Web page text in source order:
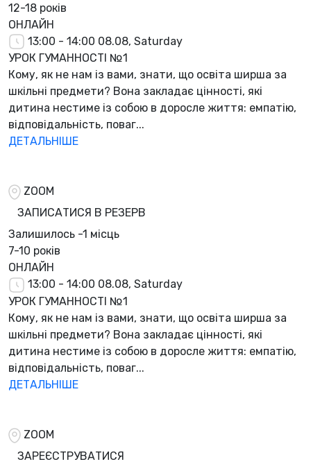
12-18 років
ОНЛАЙН
13:00 - 14:00 08.08, Saturday
УРОК ГУМАННОСТІ №1
Кому, як не нам із вами, знати, що освіта ширша за
шкільні предмети? Вона закладає цінності, які
дитина нестиме із собою в доросле життя: емпатію,
відповідальність, поваг...
ДЕТАЛЬНІШЕ
ZOOM
ЗАПИСАТИСЯ В РЕЗЕРВ
Залишилось -1 місць
7-10 років
ОНЛАЙН
13:00 - 14:00 08.08, Saturday
УРОК ГУМАННОСТІ №1
Кому, як не нам із вами, знати, що освіта ширша за
шкільні предмети? Вона закладає цінності, які
дитина нестиме із собою в доросле життя: емпатію,
відповідальність, поваг...
ДЕТАЛЬНІШЕ
ZOOM
ЗАРЕЄСТРУВАТИСЯ